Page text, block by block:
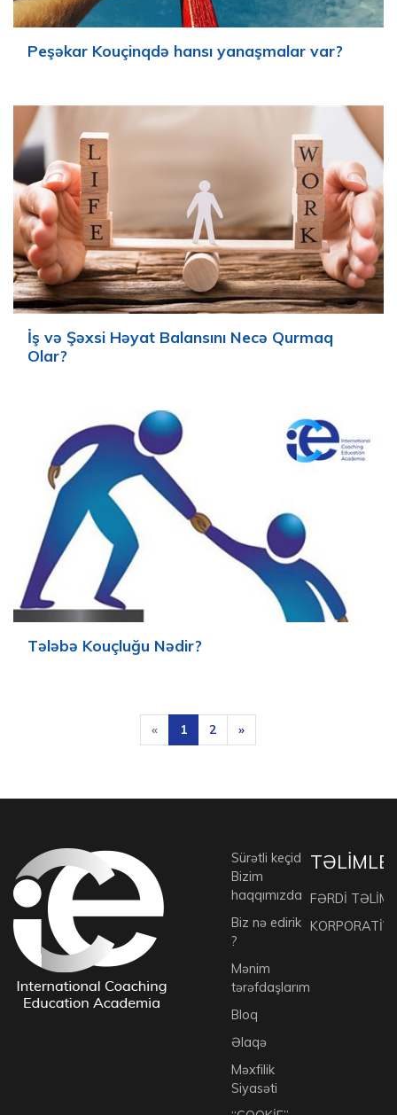
Peşəkar Kouçinqdə hansı yanaşmalar var?
İş və Şəxsi Həyat Balansını Necə Qurmaq
Olar?
Tələbə Kouçluğu Nədir?
« 1 2 »
Sürətli keçid
Bizim
haqqımızda
Biz nə edirik
?
Mənim
tərəfdaşlarım
Bloq
Əlaqə
Məxfilik
Siyasəti
FƏRDİ
KORPORATİV